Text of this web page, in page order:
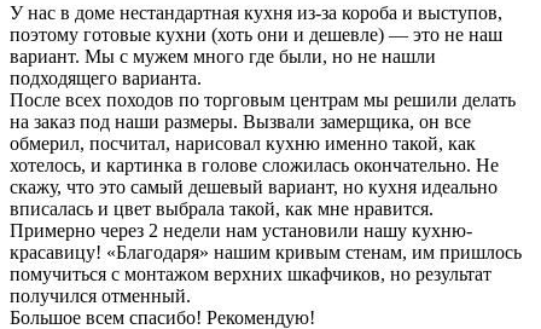
У нас в доме нестандартная кухня из-за короба и выступов,
поэтому готовые кухни (хоть они и дешевле) — это не наш
вариант. Мы с мужем много где были, но не нашли
подходящего варианта.
После всех походов по торговым центрам мы решили делать
на заказ под наши размеры. Вызвали замерщика, он все
обмерил, посчитал, нарисовал кухню именно такой, как
хотелось, и картинка в голове сложилась окончательно. Не
скажу, что это самый дешевый вариант, но кухня идеально
вписалась и цвет выбрала такой, как мне нравится.
Примерно через 2 недели нам установили нашу кухню-
красавицу! «Благодаря» нашим кривым стенам, им пришлось
помучиться с монтажом верхних шкафчиков, но результат
получился отменный.
Большое всем спасибо! Рекомендую!